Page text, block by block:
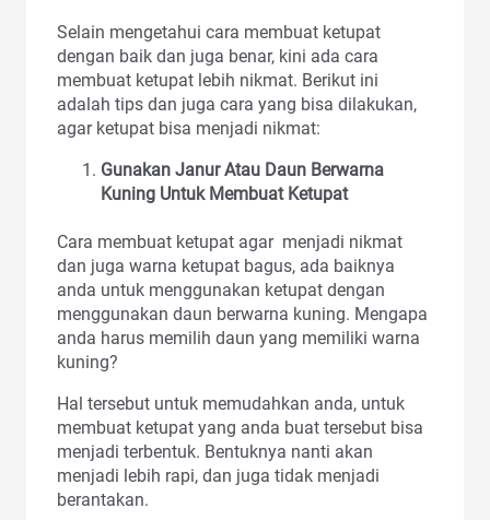
Selain mengetahui cara membuat ketupat
dengan baik dan juga benar, kini ada cara
membuat ketupat lebih nikmat. Berikut ini
adalah tips dan juga cara yang bisa dilakukan,
agar ketupat bisa menjadi nikmat:
Gunakan Janur Atau Daun Berwarna
Kuning Untuk Membuat Ketupat
Cara membuat ketupat agar menjadi nikmat
dan juga warna ketupat bagus, ada baiknya
anda untuk menggunakan ketupat dengan
menggunakan daun berwarna kuning. Mengapa
anda harus memilih daun yang memiliki warna
kuning?
Hal tersebut untuk memudahkan anda, untuk
membuat ketupat yang anda buat tersebut bisa
menjadi terbentuk. Bentuknya nanti akan
menjadi lebih rapi, dan juga tidak menjadi
berantakan.